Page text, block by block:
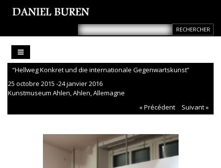
“Hellweg Konkret und die internationale Gegenwartskunst”
25 octobre 2015 -24 janvier 2016
Kunstmuseum Ahlen, Ahlen, Allemagne
« Précédent
Suivant »